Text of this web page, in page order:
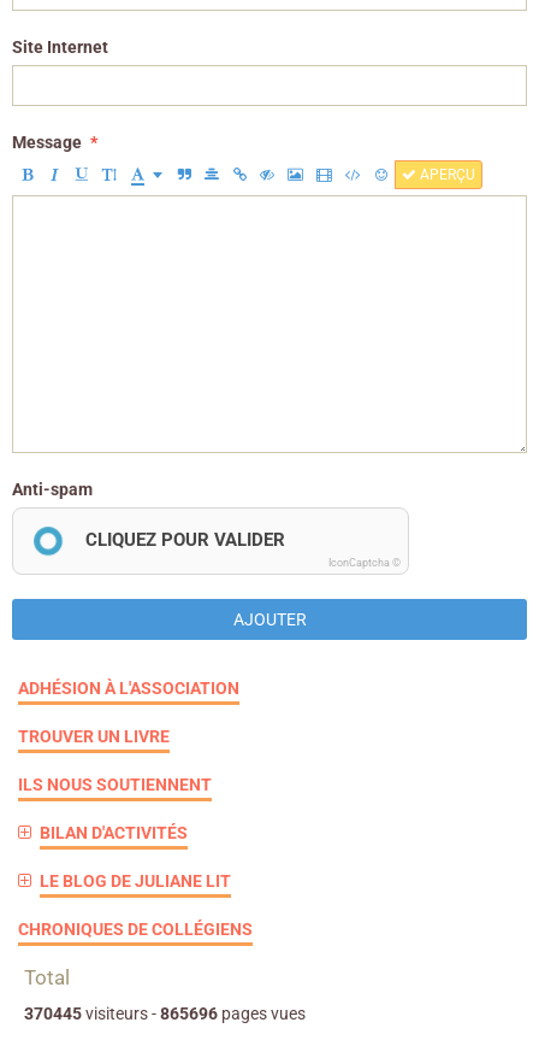
Site Internet
Message
APERÇU
Anti-spam
CLIQUEZ POUR VALIDER
IconCaptcha ©
AJOUTER
ADHÉSION À L'ASSOCIATION
TROUVER UN LIVRE
ILS NOUS SOUTIENNENT
BILAN D'ACTIVITÉS
LE BLOG DE JULIANE LIT
CHRONIQUES DE COLLÉGIENS
Total
370445visiteurs -865696 pages vues